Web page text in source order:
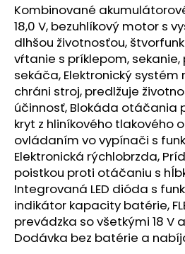
Kombinované
18,0 V, bezuhlíkový motor s
dlhšou životnosťou,
vŕtanie s príklepom,
sekáča, Elektronický systém
chráni stroj, predlžuje
účinnosť, Blokáda otáčania
kryt z hliníkového tlakového
ovládaním vo vypínači s
Elektronická rýchlobrzda,
poistkou proti otáčaniu s
Integrovaná LED dióda s
indikátor kapacity batérie,
prevádzka so všetkými 18 V
Dodávka bez batérie a
HĽADAŤ
O
d
p
o
r
ú
č
a
m
e